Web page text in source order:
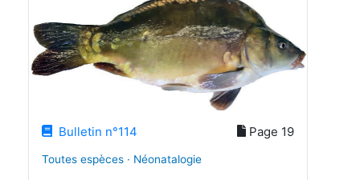
Bulletin n°114 Page 19
Toutes espèces · Néonatalogie